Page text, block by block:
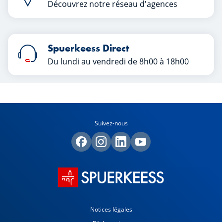
Découvrez notre réseau d'agences
Spuerkeess Direct
Du lundi au vendredi de 8h00 à 18h00
Suivez-nous
Notices légales